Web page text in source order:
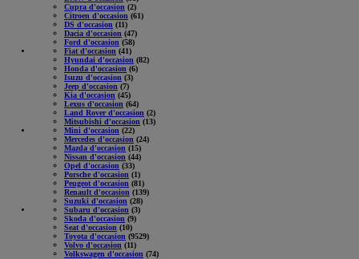
Cupra d'occasion (2)
Citroen d'occasion (61)
DS d'occasion (11)
Dacia d'occasion (47)
Ford d'occasion (58)
Fiat d'occasion (41)
Hyundai d'occasion (82)
Honda d'occasion (6)
Isuzu d'occasion (3)
Jeep d'occasion (7)
Kia d'occasion (45)
Lexus d'occasion (64)
Land Rover d'occasion (2)
Mitsubishi d'occasion (13)
Mini d'occasion (22)
Mercedes d'occasion (24)
Mazda d'occasion (15)
Nissan d'occasion (44)
Opel d'occasion (33)
Porsche d'occasion (1)
Peugeot d'occasion (81)
Renault d'occasion (139)
Suzuki d'occasion (28)
Subaru d'occasion (3)
Skoda d'occasion (9)
Seat d'occasion (10)
Toyota d'occasion (9529)
Volvo d'occasion (11)
Volkswagen d'occasion (74)